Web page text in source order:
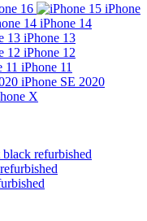
16
iPhone
iPhone 14
iPhone 13
iPhone 12
iPhone 11
iPhone SE 2020
X